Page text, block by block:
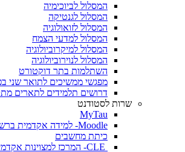
המסלול לביוכימיה
המסלול לגנטיקה
המסלול לזואולוגיה
המסלול למדעי הצמח
המסלול למיקרוביולוגיה
המסלול לנוירוביולוגיה
השתלמות בתר דוקטורט
מפגשי ממשיכים לתואר שני
דרושים תלמידים לתארים
שרות לסטודנט
MyTau
Moodle- למידה אקדמית ברשת
כיתת מחשבים